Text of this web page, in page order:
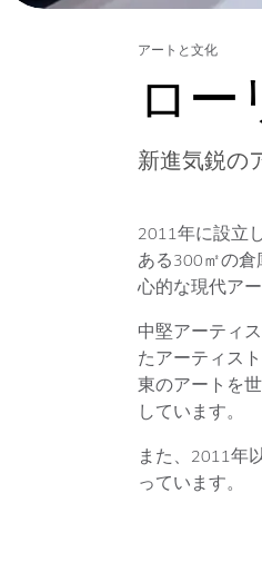
アートと文化
ロ
新進気鋭の
2011年に設立
ある300㎡の
心的な現代ア
中堅アーティ
たアーティス
東のアートを
しています。
また、2011年
っています。